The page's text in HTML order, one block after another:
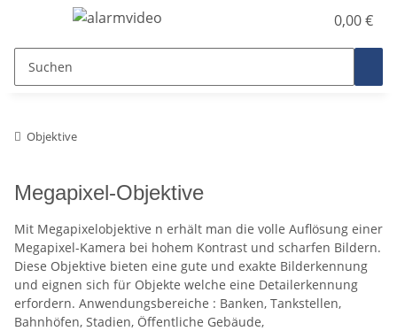
0,00 €
Objektive
Megapixel-Objektive
Mit Megapixelobjektive n erhält man die volle Auflösung einer
Megapixel-Kamera bei hohem Kontrast und scharfen Bildern.
Diese Objektive bieten eine gute und exakte Bilderkennung
und eignen sich für Objekte welche eine Detailerkennung
erfordern. Anwendungsbereiche : Banken, Tankstellen,
Bahnhöfen, Stadien, Öffentliche Gebäude,